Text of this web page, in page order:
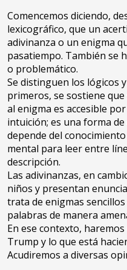
Comencemos diciendo,
lexicográfico, que un
adivinanza o un enigma
pasatiempo. También se
o problemático.
Se distinguen los lógicos
primeros, se sostiene
al enigma es accesible
intuición; es una forma
depende del
mental para leer entre
descripción.
Las adivinanzas, en
niños y presentan
trata de enigmas
palabras de manera
En ese contexto,
Trump y lo que está
Acudiremos a diversas